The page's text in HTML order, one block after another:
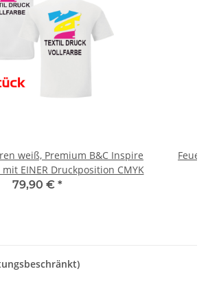
weiß, Premium B&C Inspire
EINER Druckposition CMYK
79,90 € *